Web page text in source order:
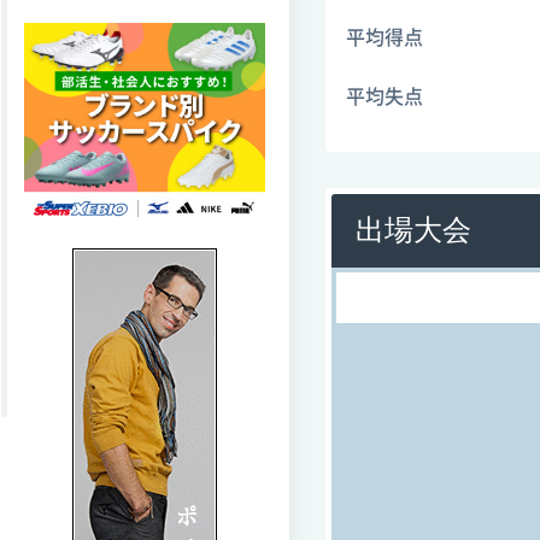
平均得点
平均失点
出場大会